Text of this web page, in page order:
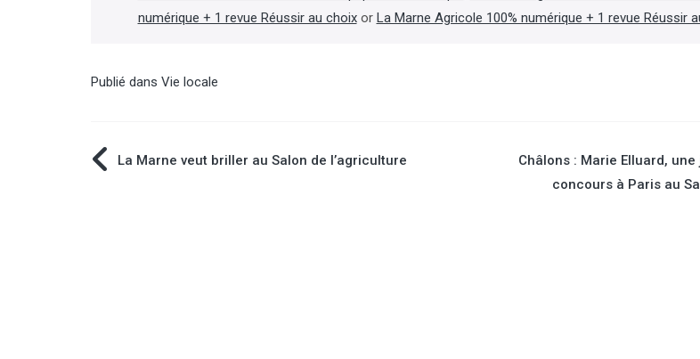
numérique + 1 revue Réussir au choixor La Marne Agricole 100% numérique + 1 revue Réussir
Publié dans Vie locale
Navigation
La Marne veut briller au Salon de l’agriculture
Châlons : Marie Elluard,
concours à Paris au
continué
5 %.